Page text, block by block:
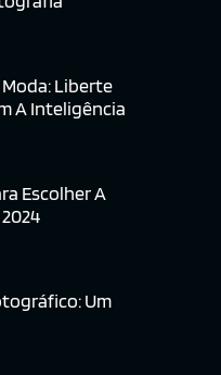
Liberte
A Inteligência
Escolher A
Um